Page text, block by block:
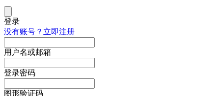
登录
没有账号？立即注册
用户名或邮箱
登录密码
图形验证码